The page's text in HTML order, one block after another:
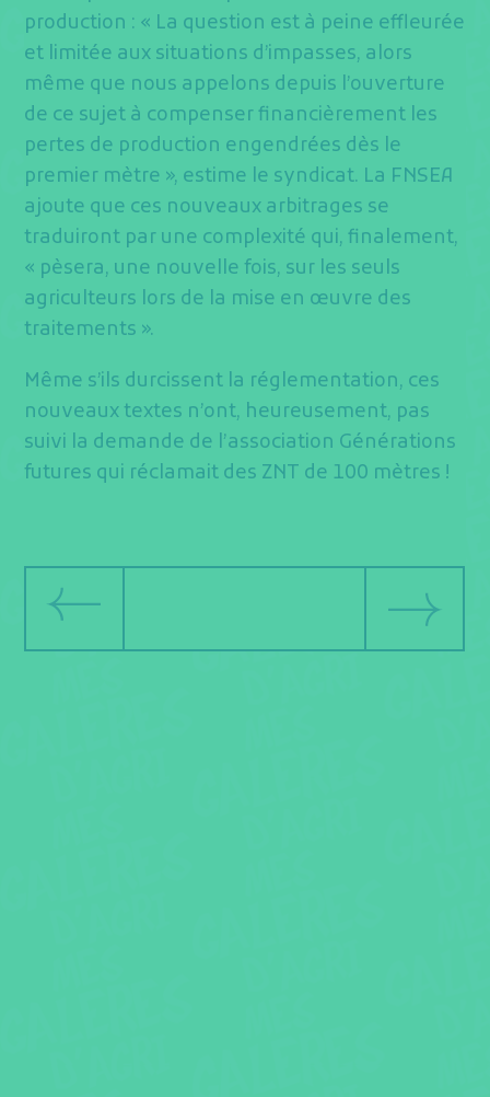
production : « La question est à peine effleurée
et limitée aux situations d’impasses, alors
même que nous appelons depuis l’ouverture
de ce sujet à compenser financièrement les
pertes de production engendrées dès le
premier mètre », estime le syndicat. La FNSEA
ajoute que ces nouveaux arbitrages se
traduiront par une complexité qui, finalement,
« pèsera, une nouvelle fois, sur les seuls
agriculteurs lors de la mise en œuvre des
traitements ».
Même s’ils durcissent la réglementation, ces
nouveaux textes n’ont, heureusement, pas
suivi la demande de l’association Générations
futures qui réclamait des ZNT de 100 mètres !